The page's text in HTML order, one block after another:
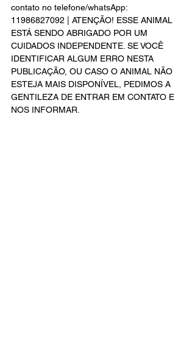
contato no telefone/whatsApp:
11986827092 | ATENÇÃO! ESSE ANIMAL
ESTÁ SENDO ABRIGADO POR UM
CUIDADOS INDEPENDENTE. SE VOCÊ
IDENTIFICAR ALGUM ERRO NESTA
PUBLICAÇÃO, OU CASO O ANIMAL NÃO
ESTEJA MAIS DISPONÍVEL, PEDIMOS A
GENTILEZA DE ENTRAR EM CONTATO E
NOS INFORMAR.